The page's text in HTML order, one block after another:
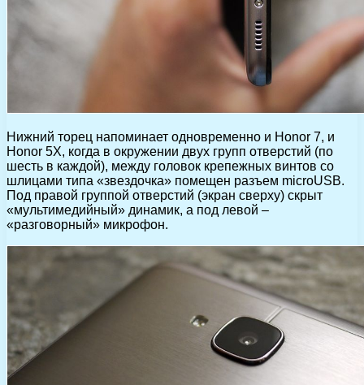
Нижний торец напоминает одновременно и Honor 7, и
Honor 5X, когда в окружении двух групп отверстий (по
шесть в каждой), между головок крепежных винтов со
шлицами типа «звездочка» помещен разъем microUSB.
Под правой группой отверстий (экран сверху) скрыт
«мультимедийный» динамик, а под левой –
«разговорный» микрофон.